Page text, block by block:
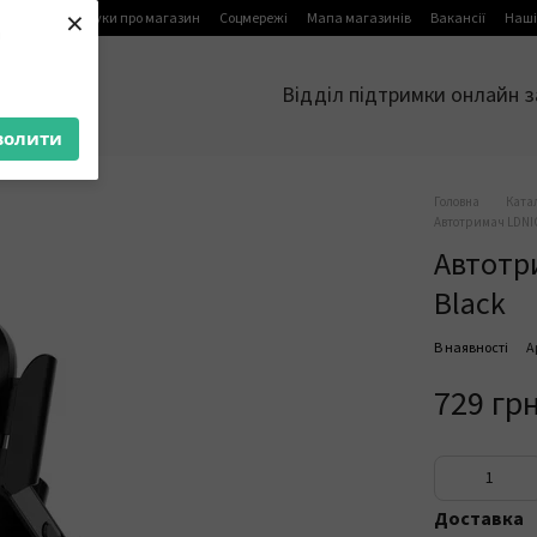
×
Відгуки про магазин Соцмережі Мапа магазинів Вакансії
Відділ підтримки онлайн
Головна
Автотримач
Black
В наявності
729 грн
Доставка